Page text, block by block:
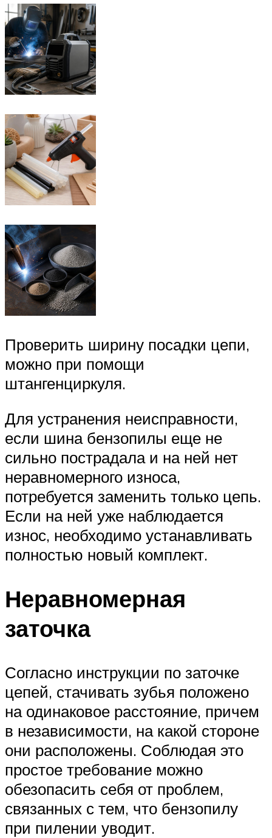
Проверить ширину посадки цепи,
можно при помощи
штангенциркуля.
Для устранения неисправности,
если шина бензопилы еще не
сильно пострадала и на ней нет
неравномерного износа,
потребуется заменить только цепь.
Если на ней уже наблюдается
износ, необходимо устанавливать
полностью новый комплект.
Неравномерная
заточка
Согласно инструкции по заточке
цепей, стачивать зубья положено
на одинаковое расстояние, причем
в независимости, на какой стороне
они расположены. Соблюдая это
простое требование можно
обезопасить себя от проблем,
связанных с тем, что бензопилу
при пилении уводит.